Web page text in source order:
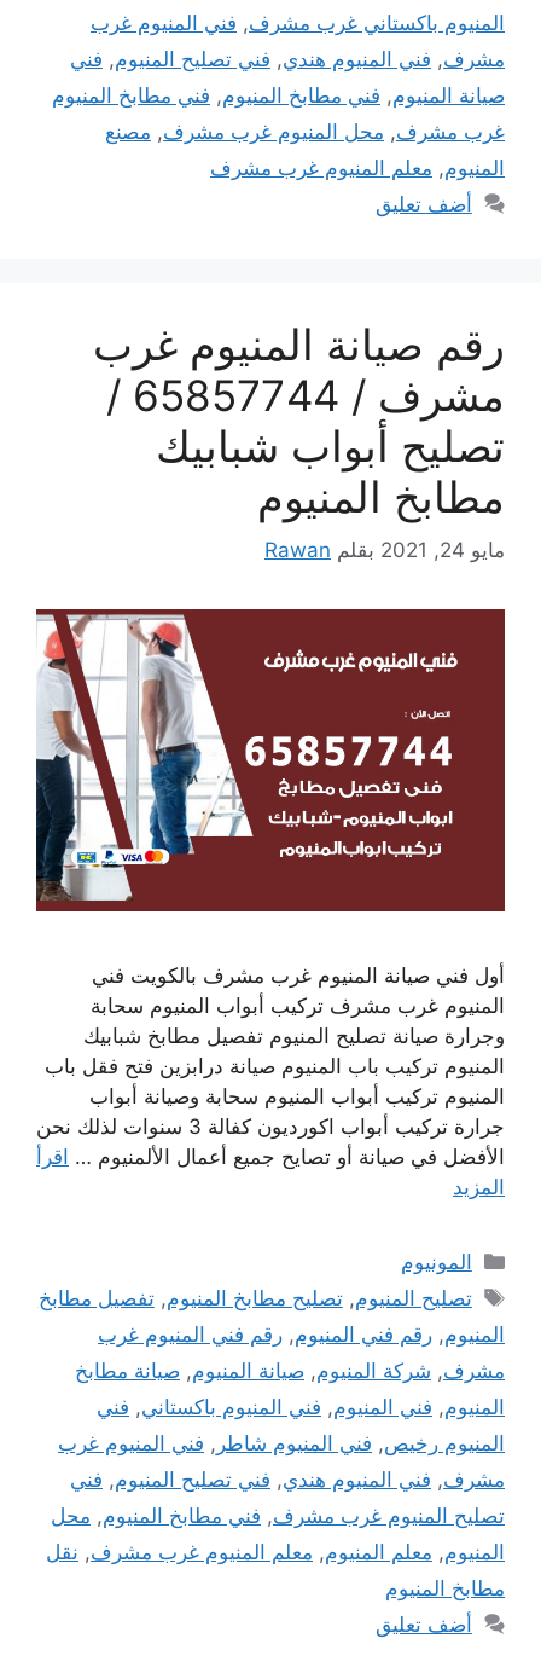
المنيوم باكستاني غرب مشرف, فني المنيوم غرب
مشرف, فني المنيوم هندي, فني تصليح المنيوم, فني
صيانة المنيوم, فني مطابخ المنيوم, فني مطابخ المنيوم
غرب مشرف, محل المنيوم غرب مشرف, مصنع
المنيوم, معلم المنيوم غرب مشرف
أضف تعليق
رقم صيانة المنيوم غرب
مشرف / 65857744 /
تصليح أبواب شبابيك
مطابخ المنيوم
مايو 24, 2021 بقلم Rawan
أول فني صيانة المنيوم غرب مشرف بالكويت فني
المنيوم غرب مشرف تركيب أبواب المنيوم سحابة
وجرارة صيانة تصليح المنيوم تفصيل مطابخ شبابيك
المنيوم تركيب باب المنيوم صيانة درابزين فتح فقل باب
المنيوم تركيب أبواب المنيوم سحابة وصيانة أبواب
جرارة تركيب أبواب اكورديون كفالة 3 سنوات لذلك نحن
الأفضل في صيانة أو تصايح جميع أعمال الألمنيوم … اقرأ
المزيد
التصنيفات
المونيوم
الوسوم
تصليح المنيوم,تصليح مطابخ المنيوم,تفصيل مطابخ
المنيوم, رقم فني المنيوم, رقم فني المنيوم غرب
مشرف, شركة المنيوم, صيانة المنيوم, صيانة مطابخ
المنيوم, فني المنيوم, فني المنيوم باكستاني, فني
المنيوم رخيص, فني المنيوم شاطر , فني المنيوم غرب
مشرف, فني المنيوم هندي, فني تصليح المنيوم, فني
تصليح المنيوم غرب مشرف, فني مطابخ المنيوم, محل
المنيوم, معلم المنيوم, معلم المنيوم غرب مشرف, نقل
مطابخ المنيوم
أضف تعليق